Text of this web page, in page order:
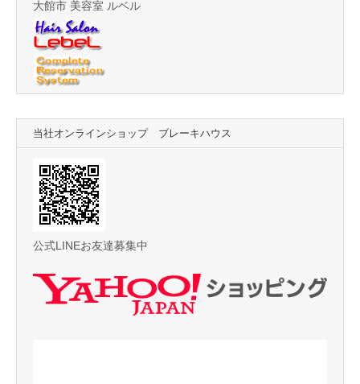
大館市 美容室 ルベル
当社オンラインショップ ブレーキハウス
公式LINEお友達募集中